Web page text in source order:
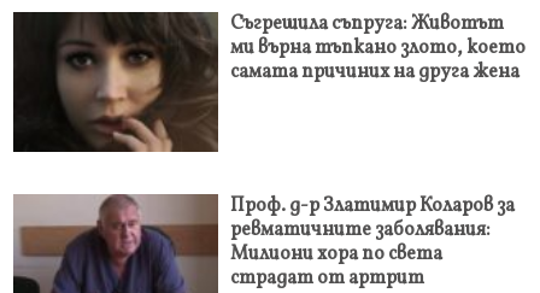
Съгрешила съпруга: Животът
ми върна тъпкано злото, което
самата причиних на друга жена
Проф. д-р Златимир Коларов за
ревматичните заболявания:
Милиони хора по света
страдат от артрит